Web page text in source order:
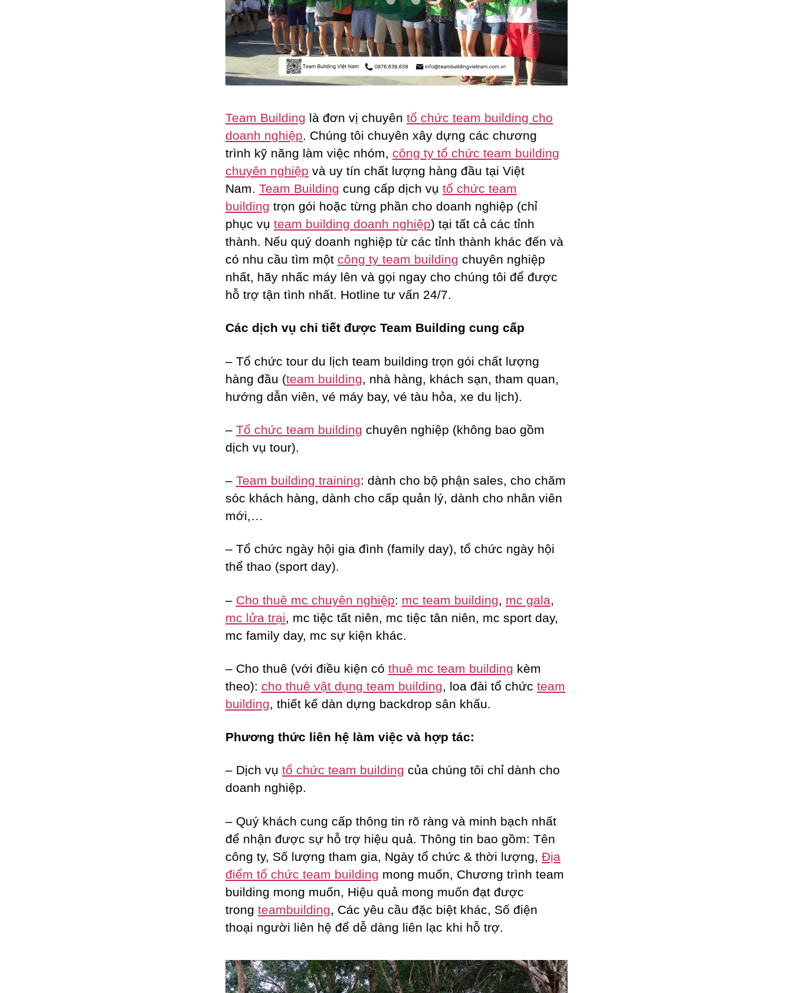
Team Building là đơn vị chuyên tổ chức team building cho
doanh nghiệp. Chúng tôi chuyên xây dựng các chương
trình kỹ năng làm việc nhóm, công ty tổ chức team building
chuyên nghiệp và uy tín chất lượng hàng đầu tại Việt
Nam. Team Building cung cấp dịch vụ tổ chức team
building trọn gói hoặc từng phần cho doanh nghiệp (chỉ
phục vụ team building doanh nghiệp) tại tất cả các tỉnh
thành. Nếu quý doanh nghiệp từ các tỉnh thành khác đến và
có nhu cầu tìm một công ty team building chuyên nghiệp
nhất, hãy nhấc máy lên và gọi ngay cho chúng tôi để được
hỗ trợ tận tình nhất. Hotline tư vấn 24/7.
Các dịch vụ chi tiết được Team Building cung cấp
– Tổ chức tour du lịch team building trọn gói chất lượng
hàng đầu (team building , nhà hàng, khách sạn, tham quan,
hướng dẫn viên, vé máy bay, vé tàu hỏa, xe du lịch).
– Tổ chức team building chuyên nghiệp (không bao gồm
dịch vụ tour).
– Team building training: dành cho bộ phận sales, cho chăm
sóc khách hàng, dành cho cấp quản lý, dành cho nhân viên
mới,…
– Tổ chức ngày hội gia đình (family day), tổ chức ngày hội
thể thao (sport day).
– Cho thuê mc chuyên nghiệp: mc team building mc gala
mc lửa trại , mc tiệc tất niên, mc tiệc tân niên, mc sport day,
mc family day, mc sự kiện khác.
– Cho thuê (với điều kiện có thuê mc team building kèm
theo): cho thuê vật dụng team building, loa đài tổ chức team
building, thiết kế dàn dựng backdrop sân khấu.
Phương thức liên hệ làm việc và hợp tác:
– Dịch vụ tổ chức team building của chúng tôi chỉ dành cho
doanh nghiệp.
– Quý khách cung cấp thông tin rõ ràng và minh bạch nhất
để nhận được sự hỗ trợ hiệu quả. Thông tin bao gồm: Tên
công ty, Số lượng tham gia, Ngày tổ chức & thời lượng, Địa
điểm tổ chức team building mong muốn, Chương trình team
building mong muốn, Hiệu quả mong muốn đạt được
trong teambuilding , Các yêu cầu đặc biệt khác, Số điện
thoại người liên hệ để dễ dàng liên lạc khi hỗ trợ.